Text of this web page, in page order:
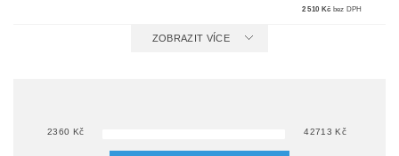
2 510 Kč bez DPH
ZOBRAZIT VÍCE
2360 Kč 42713 Kč